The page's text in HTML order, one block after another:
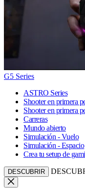
G5 Series
ASTRO Series
Shooter en primera
Shooter en primera
Carreras
Mundo abierto
Simulación - Vuelo
Simulación - Espacio
Crea tu setup de
DESCUBRIR